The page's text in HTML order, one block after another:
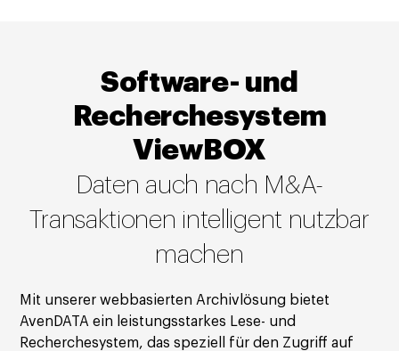
Software- und
Recherchesystem
ViewBOX
Daten auch nach M&A-
Transaktionen intelligent nutzbar
machen
Mit unserer webbasierten Archivlösung bietet
AvenDATA ein leistungsstarkes Lese- und
Recherchesystem, das speziell für den Zugriff auf